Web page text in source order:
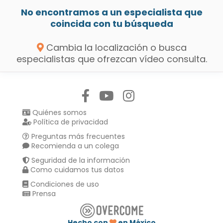
No encontramos a un especialista que
coincida con tu búsqueda
Cambia la localización o busca
especialistas que ofrezcan vídeo consulta.
Quiénes somos
Política de privacidad
Preguntas más frecuentes
Recomienda a un colega
Seguridad de la información
Como cuidamos tus datos
Condiciones de uso
Prensa